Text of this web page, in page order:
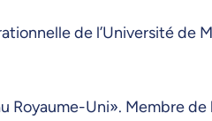
de l’Université de
Uni». Membre